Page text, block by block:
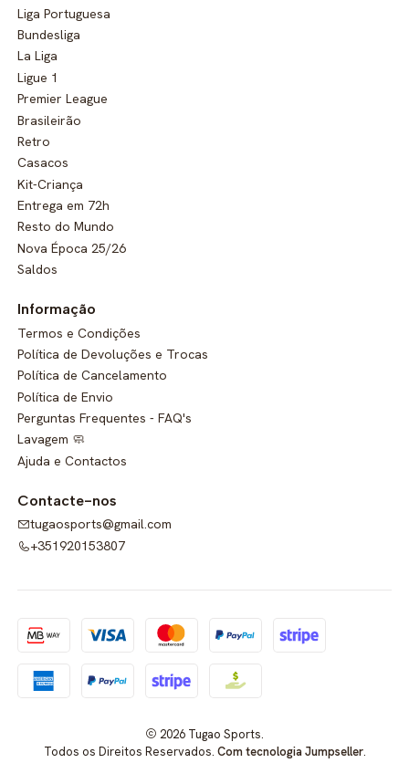
Liga Portuguesa
Bundesliga
La Liga
Ligue 1
Premier League
Brasileirão
Retro
Casacos
Kit-Criança
Entrega em 72h
Resto do Mundo
Nova Época 25/26
Saldos
Informação
Termos e Condições
Política de Devoluções e Trocas
Política de Cancelamento
Política de Envio
Perguntas Frequentes - FAQ's
Lavagem 🧼
Ajuda e Contactos
Contacte-nos
tugaosports@gmail.com
+351920153807
2026 Tugao Sports.
Todos os Direitos Reservados. Com tecnologia Jumpseller.